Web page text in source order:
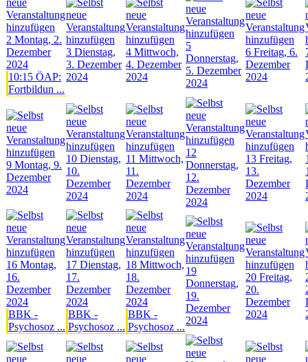
2 Montag, 2.
Dezember
2024
10:15 ÖAP:
Fortbildun ...
3 Dienstag,
3. Dezember
2024
4 Mittwoch,
4. Dezember
2024
5
Donnerstag,
5. Dezember
2024
6 Freitag, 6.
Dezember
2024
9 Montag, 9.
Dezember
2024
10 Dienstag,
10.
Dezember
2024
11 Mittwoch,
11.
Dezember
2024
12
Donnerstag,
12.
Dezember
2024
13 Freitag,
13.
Dezember
2024
16 Montag,
16.
Dezember
2024
BBK -
Psychosoz ...
17 Dienstag,
17.
Dezember
2024
BBK -
Psychosoz ...
18 Mittwoch,
18.
Dezember
2024
BBK -
Psychosoz ...
19
Donnerstag,
19.
Dezember
2024
20 Freitag,
20.
Dezember
2024